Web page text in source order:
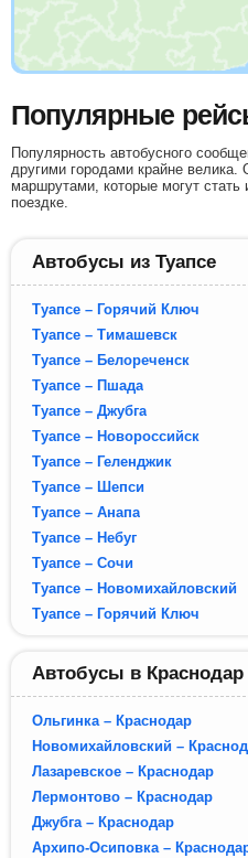
Популярные
Популярность автобусного
другими городами крайне велика.
маршрутами, которые могут стать
поездке.
Автобусы из Туапсе
Туапсе – Горячий Ключ
Туапсе – Тимашевск
Туапсе – Белореченск
Туапсе – Пшада
Туапсе – Джубга
Туапсе – Новороссийск
Туапсе – Геленджик
Туапсе – Шепси
Туапсе – Анапа
Туапсе – Небуг
Туапсе – Сочи
Туапсе – Новомихайловский
Туапсе – Горячий Ключ
Автобусы в Краснодар
Ольгинка – Краснодар
Новомихайловский –
Лазаревское – Краснодар
Лермонтово – Краснодар
Джубга – Краснодар
Архипо-Осиповка –